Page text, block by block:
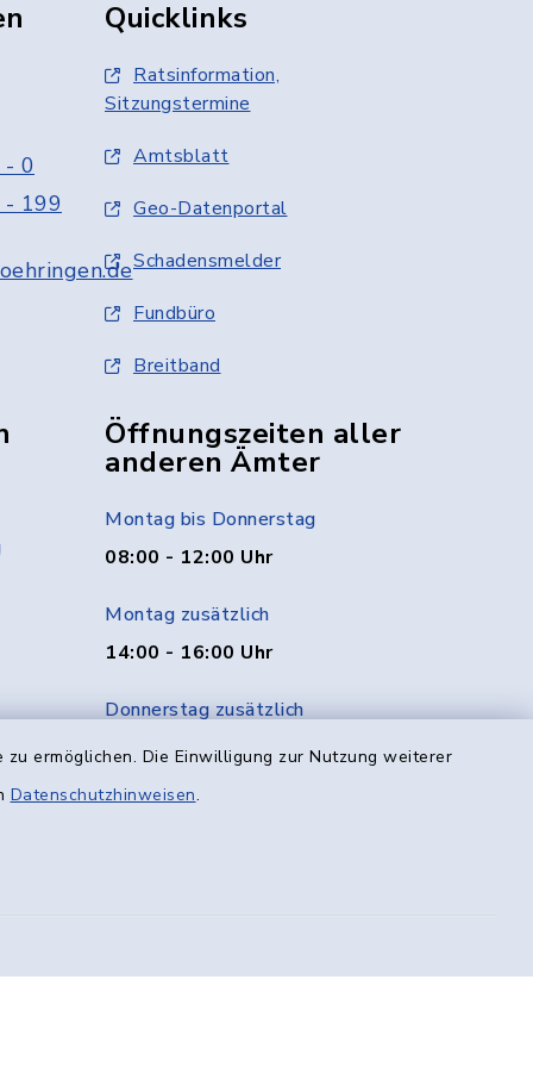
ermöglichen. Die Einwilligung zur Nutzung weiterer
Datenschutzhinweisen.
0
199
Quicklinks
Ratsinformation,
Sitzungstermine
Amtsblatt
Geo-Datenportal
Schadensmelder
Fundbüro
Breitband
Öffnungszeiten aller
anderen Ämter
Montag bis Donnerstag
08:00 - 12:00 Uhr
Montag zusätzlich
14:00 - 16:00 Uhr
Donnerstag zusätzlich
14:00 - 18:00 Uhr
Freitag